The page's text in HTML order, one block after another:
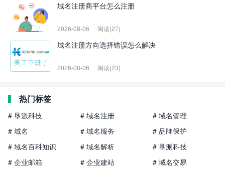
域名注册商平台怎么注册
2026-08-06 阅读(27)
域名注册方向选择错误怎么解决
2026-08-06 阅读(23)
热门标签
# 垦派科技 # 域名注册
# 域名管理
# 域名
# 域名服务
# 品牌保护
# 域名百科知识
# 域名解析
# 垦派科技
# 企业邮箱
# 企业建站
# 域名交易